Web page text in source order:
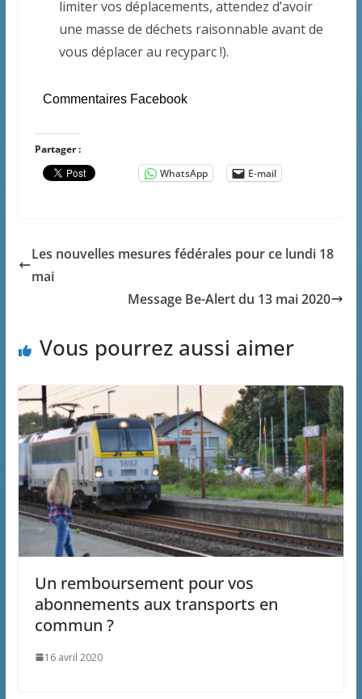
limiter vos déplacements, attendez d’avoir
une masse de déchets raisonnable avant de
vous déplacer au recyparc !).
Commentaires Facebook
Partager :
WhatsApp
E-mail
Les nouvelles mesures fédérales pour ce lundi 18
mai
Message Be-Alert du 13 mai 2020
Vous pourrez aussi aimer
Un remboursement pour vos
abonnements aux transports en
commun ?
16 avril 2020